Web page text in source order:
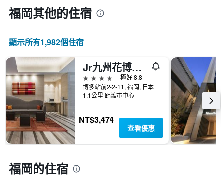
福岡​其他的住宿
顯示所有1,982​個住宿
Jr九州花博中心酒店
4星級
極好 8.8
博多站前2-2-11, 福岡, 日本
1.1公里 距離市中心
NT$3,474
查看優惠
福岡的住宿